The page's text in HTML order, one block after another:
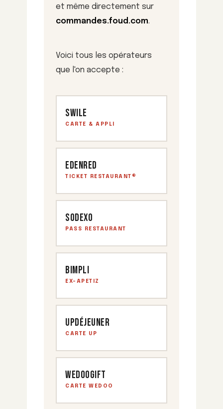
et même directement sur
commandes.foud.com.
Voici tous les opérateurs
que l'on accepte :
Swile
CARTE & APPLI
Edenred
TICKET RESTAURANT®
Sodexo
PASS RESTAURANT
Bimpli
EX-APETIZ
UpDéjeuner
CARTE UP
Wedoogift
CARTE WEDOO